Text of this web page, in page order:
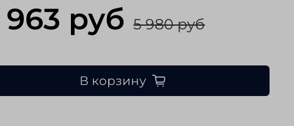
руб 5 980 руб
В корзину